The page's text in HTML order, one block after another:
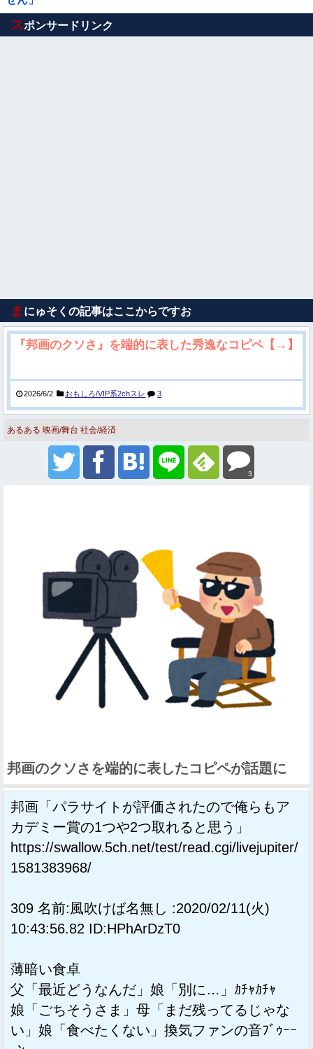
Powered by livedoor 相互RSS
スポンサードリンク
ま にゅそくの記事はここからですお
『邦画のクソさ』を端的に表した秀逸なコピペ【→】
2026/6/2 おもしろ/VIP系2chスレ 3
あるある 映画/舞台 社会/経済
3
邦画のクソさを端的に表したコピペが話題に
邦画「パラサイトが評価されたので俺らもア
カデミー賞の1つや2つ取れると思う」
https://swallow.5ch.net/test/read.cgi/livejupiter/
1581383968/
309 名前:風吹けば名無し :2020/02/11(火)
10:43:56.82 ID:HPhArDzT0
薄暗い食卓
父「最近どうなんだ」娘「別に…」ｶﾁｬｶﾁｬ
娘「ごちそうさま」母「まだ残ってるじゃな
い」娘「食べたくない」換気ファンの音ﾌﾞｩｰｰ